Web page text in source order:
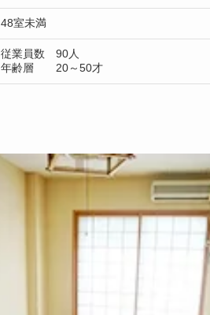
48室未満
従業員数 90人
年齢層 20～50才